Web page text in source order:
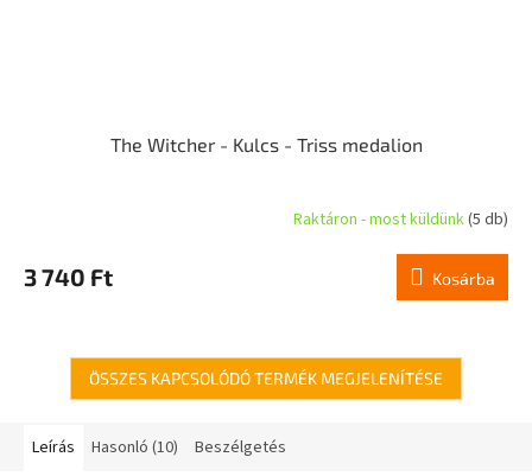
The Witcher - Kulcs - Triss medalion
Raktáron - most küldünk(5 db)
3 740 Ft Kosárba
ÖSSZES KAPCSOLÓDÓ TERMÉK MEGJELENÍTÉSE
Leírás Hasonló (10) Beszélgetés